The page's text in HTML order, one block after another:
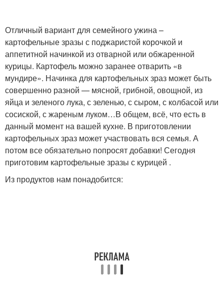
Отличный вариант для семейного ужина –
картофельные зразы с поджаристой корочкой и
аппетитной начинкой из отварной или обжаренной
курицы. Картофель можно заранее отварить «в
мундире». Начинка для картофельных зраз может быть
совершенно разной — мясной, грибной, овощной, из
яйца и зеленого лука, с зеленью, с сыром, с колбасой или
сосиской, с жареным луком…В общем, всё, что есть в
данный момент на вашей кухне. В приготовлении
картофельных зраз может участвовать вся семья. А
потом все обязательно попросят добавки! Сегодня
приготовим картофельные зразы с курицей .
Из продуктов нам понадобится: